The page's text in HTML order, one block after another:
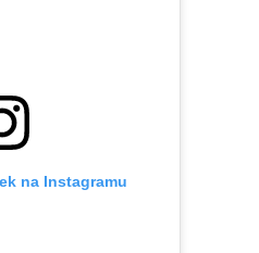
na Instagramu